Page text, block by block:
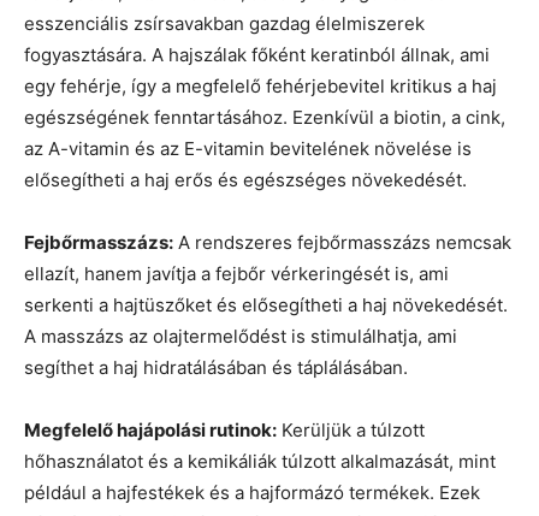
esszenciális zsírsavakban gazdag élelmiszerek
fogyasztására. A hajszálak főként keratinból állnak, ami
egy fehérje, így a megfelelő fehérjebevitel kritikus a haj
egészségének fenntartásához. Ezenkívül a biotin, a cink,
az A-vitamin és az E-vitamin bevitelének növelése is
elősegítheti a haj erős és egészséges növekedését.
Fejbőrmasszázs: A rendszeres fejbőrmasszázs nemcsak
ellazít, hanem javítja a fejbőr vérkeringését is, ami
serkenti a hajtüszőket és elősegítheti a haj növekedését.
A masszázs az olajtermelődést is stimulálhatja, ami
segíthet a haj hidratálásában és táplálásában.
Megfelelő hajápolási rutinok: Kerüljük a túlzott
hőhasználatot és a kemikáliák túlzott alkalmazását, mint
például a hajfestékek és a hajformázó termékek. Ezek